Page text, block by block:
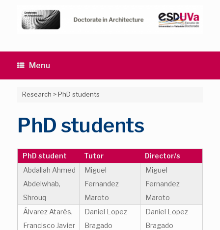
content
Menu
Research >PhD students
PhD students
PhD student Tutor
Director/s
Abdallah Ahmed
Abdelwhab,
Shrouq
Miguel
Fernandez
Maroto
Miguel
Fernandez
Maroto
Álvarez Atarés,
Francisco Javier
Daniel Lopez
Bragado
Daniel Lopez
Bragado